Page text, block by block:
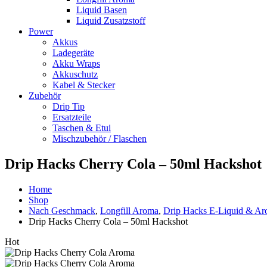
Liquid Basen
Liquid Zusatzstoff
Power
Akkus
Ladegeräte
Akku Wraps
Akkuschutz
Kabel & Stecker
Zubehör
Drip Tip
Ersatzteile
Taschen & Etui
Mischzubehör / Flaschen
Drip Hacks Cherry Cola – 50ml Hackshot
Home
Shop
Nach Geschmack, Longfill Aroma, Drip Hacks E-Liquid &
Drip Hacks Cherry Cola – 50ml Hackshot
Hot